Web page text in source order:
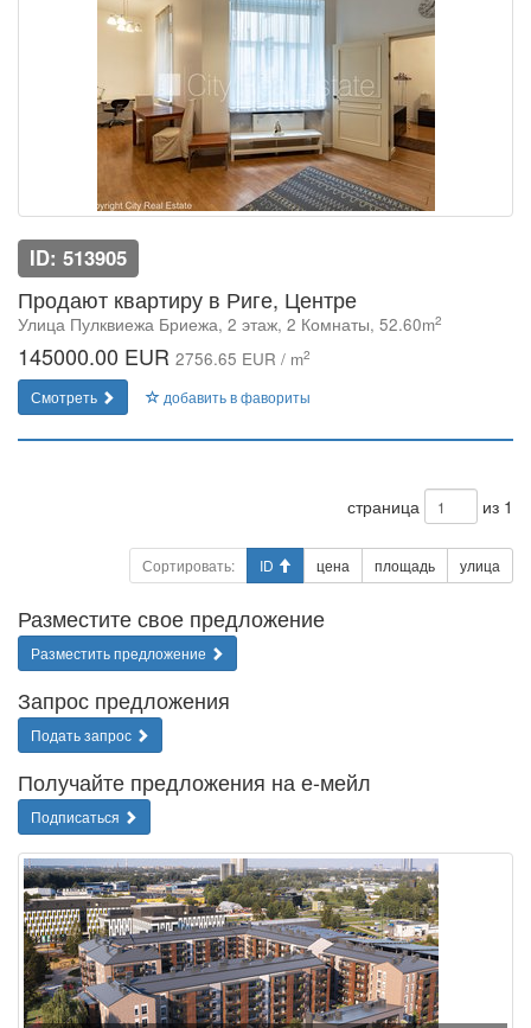
ID: 513905
Продают квартиру в Риге, Центре
Улица Пулквиежа Бриежа, 2 этаж, 2 Комнаты, 52.60m2
145000.00 EUR 2756.65 EUR / m2
Смотреть добавить в фавориты
страница из 1
Сортировать: ID цена площадь улица
Разместите свое предложение
Разместить предложение
Запрос предложения
Подать запрос
Получайте предложения на е-мейл
Подписаться